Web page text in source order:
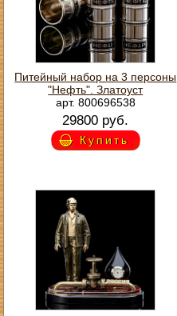
Питейный набор на 3 персоны
"Нефть". Златоуст
арт. 800696538
29800 руб.
Купить